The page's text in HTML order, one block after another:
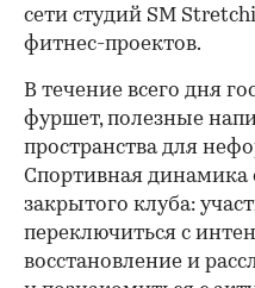
сети студий SM
фитнес-проектов.
В течение всего дня
фуршет, полезные
пространства для
Спортивная динамика
закрытого клуба:
переключиться с
восстановление и